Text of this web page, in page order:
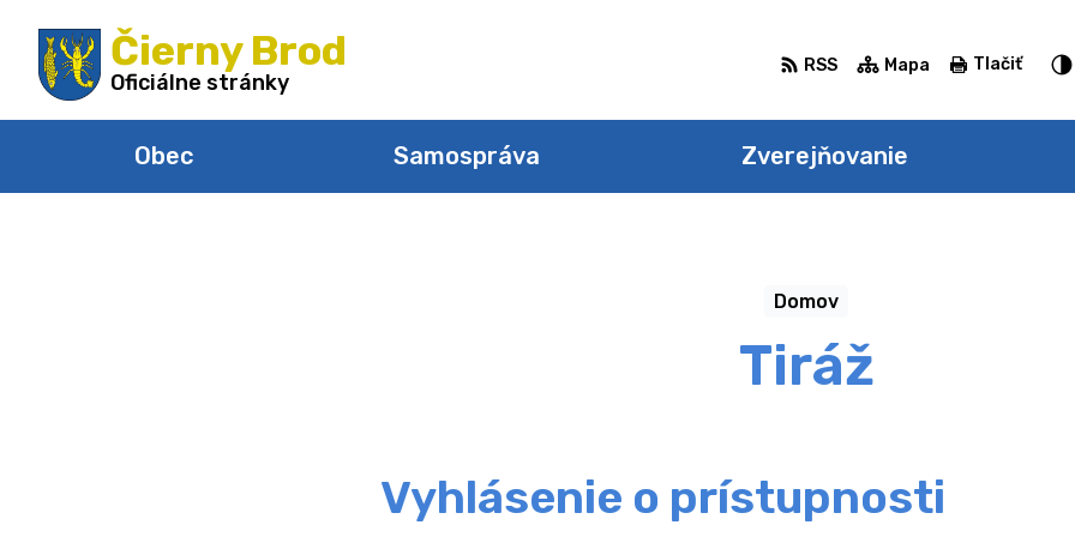
na
obsah
Čierny Brod
Oficiálne stránky
Obec Samospráva Zverejňovanie
RSS Mapa Tlačiť
Tiráž
Domov
Vyhlásenie o prístupnosti